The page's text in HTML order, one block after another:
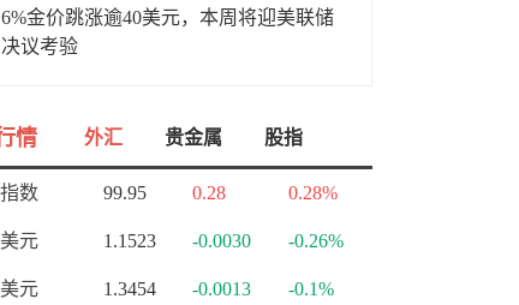
6%金价跳涨逾40美元，本周将迎美联储
决议考验
情 外汇 贵金属 股指
数 99.95 0.28 0.28%
元 1.1523 -0.0030 -0.26%
元 1.3454 -0.0013 -0.1%